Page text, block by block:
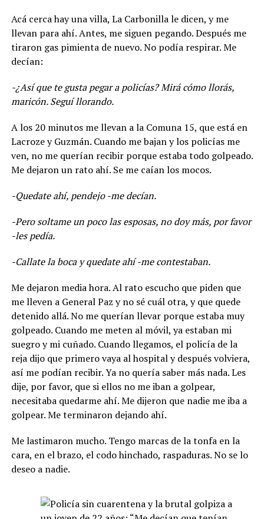
Acá cerca hay una villa, La Carbonilla le dicen, y me
llevan para ahí. Antes, me siguen pegando. Después me
tiraron gas pimienta de nuevo. No podía respirar. Me
decían:
-¿Así que te gusta pegar a policías? Mirá cómo llorás,
maricón. Seguí llorando.
A los 20 minutos me llevan a la Comuna 15, que está en
Lacroze y Guzmán. Cuando me bajan y los policías me
ven, no me querían recibir porque estaba todo golpeado.
Me dejaron un rato ahí. Se me caían los mocos.
-Quedate ahí, pendejo -me decían.
-Pero soltame un poco las esposas, no doy más, por favor
-les pedía.
-Callate la boca y quedate ahí -me contestaban.
Me dejaron media hora. Al rato escucho que piden que
me lleven a General Paz y no sé cuál otra, y que quede
detenido allá. No me querían llevar porque estaba muy
golpeado. Cuando me meten al móvil, ya estaban mi
suegro y mi cuñado. Cuando llegamos, el policía de la
reja dijo que primero vaya al hospital y después volviera,
así me podían recibir. Ya no quería saber más nada. Les
dije, por favor, que si ellos no me iban a golpear,
necesitaba quedarme ahí. Me dijeron que nadie me iba a
golpear. Me terminaron dejando ahí.
Me lastimaron mucho. Tengo marcas de la tonfa en la
cara, en el brazo, el codo hinchado, raspaduras. No se lo
deseo a nadie.